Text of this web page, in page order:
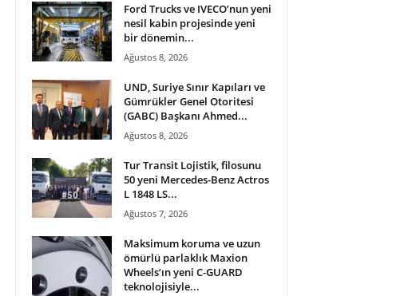
Ford Trucks ve IVECO’nun yeni
nesil kabin projesinde yeni
bir dönemin...
Ağustos 8, 2026
UND, Suriye Sınır Kapıları ve
Gümrükler Genel Otoritesi
(GABC) Başkanı Ahmed...
Ağustos 8, 2026
Tur Transit Lojistik, filosunu
50 yeni Mercedes-Benz Actros
L 1848 LS...
Ağustos 7, 2026
Maksimum koruma ve uzun
ömürlü parlaklık Maxion
Wheels’ın yeni C-GUARD
teknolojisiyle...